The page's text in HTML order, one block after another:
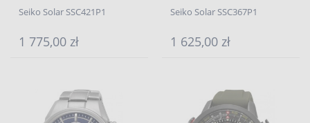
Seiko Solar SSC421P1
1 775,00 zł
Seiko Solar SSC367P1
1 625,00 zł